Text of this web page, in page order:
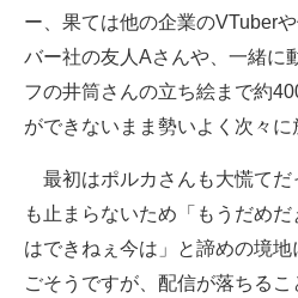
ー、果ては他の企業のVTuber
バー社の友人Aさんや、一緒に
フの井筒さんの立ち絵まで約
ができないまま勢いよく次々に
最初はポルカさんも大慌てだ
も止まらないため「もうだめ
はできねぇ今は」と諦めの境
ごそうですが、配信が落ちるこ